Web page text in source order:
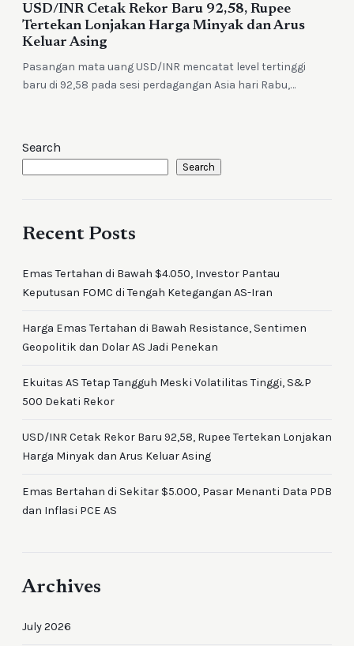
USD/INR Cetak Rekor Baru 92,58, Rupee
Tertekan Lonjakan Harga Minyak dan Arus
Keluar Asing
Pasangan mata uang USD/INR mencatat level tertinggi
baru di 92,58 pada sesi perdagangan Asia hari Rabu,…
Search
Search
Recent Posts
Emas Tertahan di Bawah $4.050, Investor Pantau
Keputusan FOMC di Tengah Ketegangan AS-Iran
Harga Emas Tertahan di Bawah Resistance, Sentimen
Geopolitik dan Dolar AS Jadi Penekan
Ekuitas AS Tetap Tangguh Meski Volatilitas Tinggi, S&P
500 Dekati Rekor
USD/INR Cetak Rekor Baru 92,58, Rupee Tertekan Lonjakan
Harga Minyak dan Arus Keluar Asing
Emas Bertahan di Sekitar $5.000, Pasar Menanti Data PDB
dan Inflasi PCE AS
Archives
July 2026